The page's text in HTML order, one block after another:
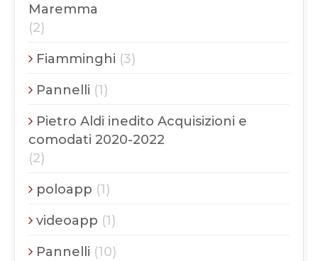
Maremma
(2)
Fiamminghi (3)
Pannelli (1)
Pietro Aldi inedito Acquisizioni e
comodati 2020-2022
(2)
poloapp (1)
videoapp (1)
Pannelli (10)